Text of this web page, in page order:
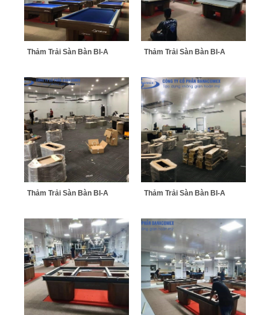
Thảm Trải Sàn Bàn BI-A Thảm Trải Sàn Bàn BI-A
Thảm Trải Sàn Bàn BI-A Thảm Trải Sàn Bàn BI-A